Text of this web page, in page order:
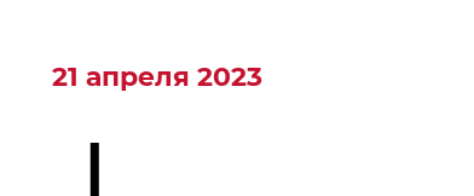
21 апреля 2023